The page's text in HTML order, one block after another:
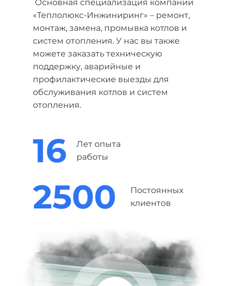
Основная специализация компании
«Теплолюкс-Инжиниринг» – ремонт,
монтаж, замена, промывка котлов и
систем отопления. У нас вы также
можете заказать техническую
поддержку, аварийные и
профилактические выезды для
обслуживания котлов и систем
отопления.
16
Лет опыта
работы
2500
Постоянных
клиентов